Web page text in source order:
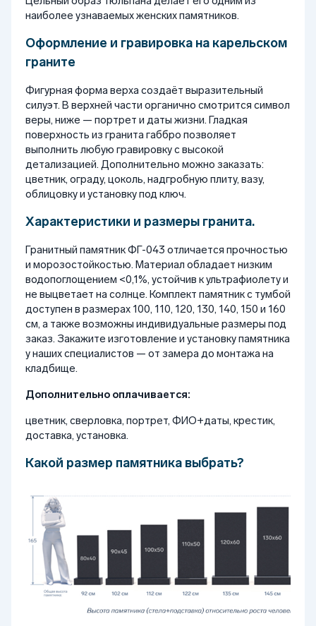
наиболее узнаваемых женских памятников.
Оформление и гравировка на карельском
граните
Фигурная форма верха создаёт выразительный
силуэт. В верхней части органично смотрится символ
веры, ниже — портрет и даты жизни. Гладкая
поверхность из гранита габбро позволяет
выполнить любую гравировку с высокой
детализацией. Дополнительно можно заказать:
цветник, ограду, цоколь, надгробную плиту, вазу,
облицовку и установку под ключ.
Характеристики и размеры гранита.
Гранитный памятник ФГ-043 отличается прочностью
и морозостойкостью. Материал обладает низким
водопоглощением <0,1%, устойчив к ультрафиолету и
не выцветает на солнце. Комплект памятник с тумбой
доступен в размерах 100, 110, 120, 130, 140, 150 и 160
см, а также возможны индивидуальные размеры под
заказ. Закажите изготовление и установку памятника
у наших специалистов — от замера до монтажа на
кладбище.
Дополнительно оплачивается:
цветник, сверловка, портрет, ФИО+даты, крестик,
доставка, установка.
Какой размер памятника выбрать?